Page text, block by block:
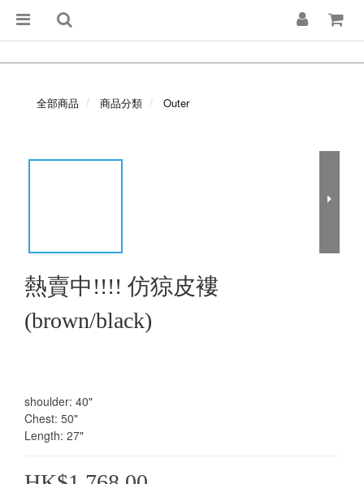
全部商品 商品分類 Outer
熱賣中!!!! 仿猄皮褸
(brown/black)
shoulder: 40"
Chest: 50"
Length: 27"